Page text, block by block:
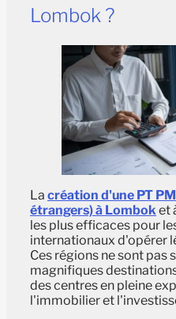
Lombok ?
La création d'une PT
étrangers) à Lombok et
les plus efficaces pour
internationaux d'opérer
Ces régions ne sont pas
magnifiques
des centres en pleine
l'immobilier et